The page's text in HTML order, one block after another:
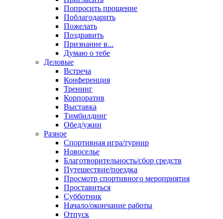
Попросить прощение
Поблагодарить
Пожелать
Поздравить
Признание в...
Думаю о тебе
Деловые
Встреча
Конференция
Тренинг
Корпоратив
Выставка
Тимбилдинг
Обед/ужин
Разное
Спортивная игра/турнир
Новоселье
Благотворительность/сбор средств
Путешествие/поездка
Просмотр спортивного мероприятия
Проставиться
Субботник
Начало/окончание работы
Отпуск